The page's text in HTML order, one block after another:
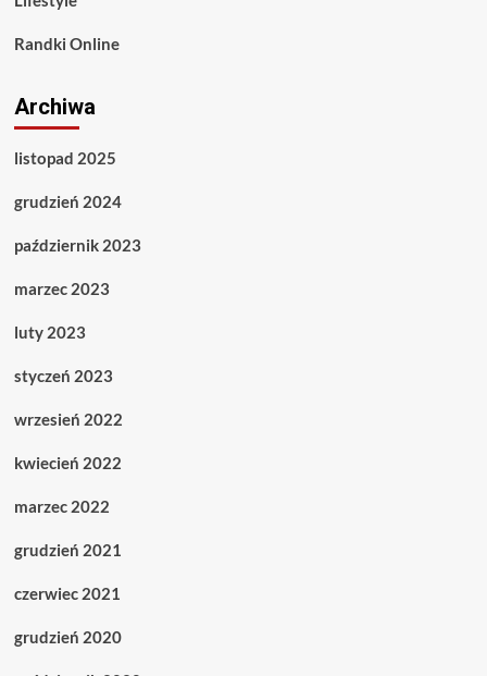
Randki Online
Archiwa
listopad 2025
grudzień 2024
październik 2023
marzec 2023
luty 2023
styczeń 2023
wrzesień 2022
kwiecień 2022
marzec 2022
grudzień 2021
czerwiec 2021
grudzień 2020